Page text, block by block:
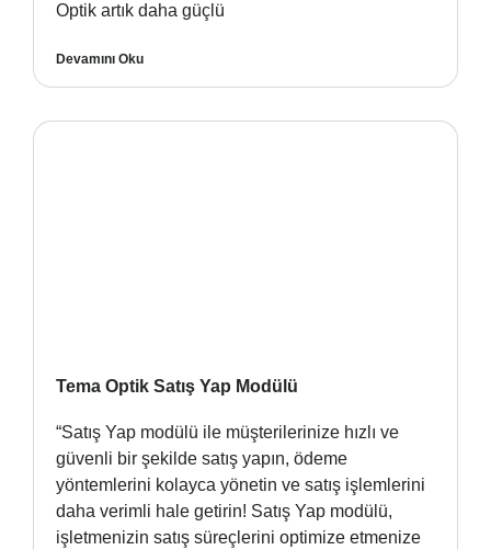
Optik artık daha güçlü
Devamını Oku
Tema Optik Satış Yap Modülü
“Satış Yap modülü ile müşterilerinize hızlı ve
güvenli bir şekilde satış yapın, ödeme
yöntemlerini kolayca yönetin ve satış işlemlerini
daha verimli hale getirin! Satış Yap modülü,
işletmenizin satış süreçlerini optimize etmenize